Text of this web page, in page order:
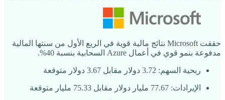
حققت Microsoft نتائج مالية قوية في الربع الأول من سنتها المالية
مدفوعة بنمو قوي في أعمال Azure السحابية بنسبة 40%.
ربحية السهم: ‎3.72‎ دولار مقابل ‎3.67‎ دولار متوقعة
الإيرادات: ‎77.67‎ مليار دولار مقابل ‎75.33‎ مليار متوقعة